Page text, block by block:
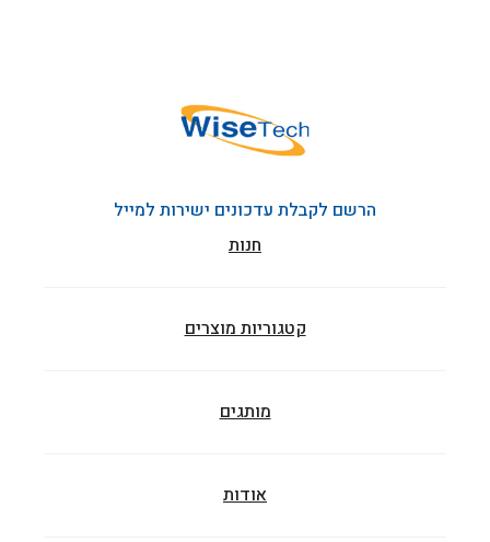
הרשם לקבלת עדכונים ישירות למייל
חנות
קטגוריות מוצרים
מותגים
אודות